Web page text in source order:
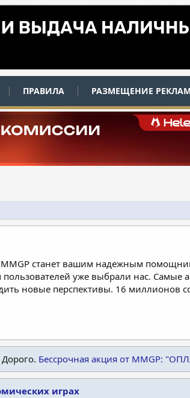
ПРАВИЛА РАЗМЕЩЕНИЕ
станет вашим надежным
уже выбрали нас. Самые
новые перспективы. 16
Бессрочная акция от MMGP:
играх